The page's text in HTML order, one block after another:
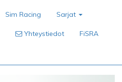
Sim Racing Sarjat
Yhteystiedot FiSRA